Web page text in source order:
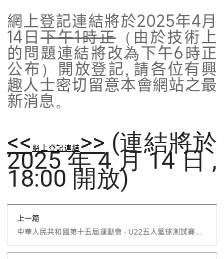
網上登記連結將於2025年4月
14日下午1時正（由於技術上
的問題連結將改為下午6時正
公布）開放登記, 請各位有興
趣人士密切留意本會網站之最
新消息。
<< 網上登記連結 >> (連結將於
2025年4月14日,
18:00 開放)
上一篇
中華人民共和國第十五屆運動會 - U22五人籃球測試賽領